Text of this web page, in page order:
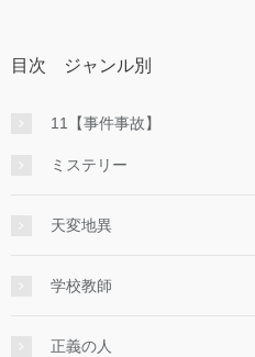
目次 ジャンル別
11【事件事故】
ミステリー
天変地異
学校教師
正義の人